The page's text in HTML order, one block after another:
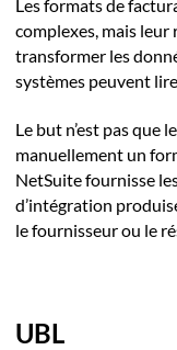
Les formats de
complexes, mais
transformer les
systèmes peuvent
Le but n’est pas que
manuellement un
NetSuite fournisse
d’intégration
le fournisseur ou le
UBL